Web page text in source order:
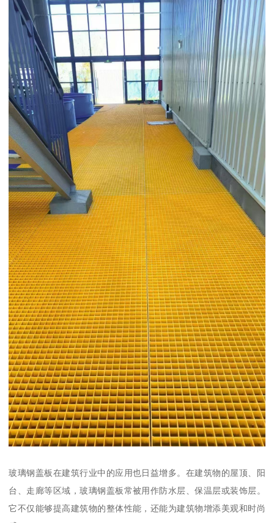
玻璃钢盖板在建筑行业中的应用也日益增多。在建筑物的屋顶、阳
台、走廊等区域，玻璃钢盖板常被用作防水层、保温层或装饰层。
它不仅能够提高建筑物的整体性能，还能为建筑物增添美观和时尚